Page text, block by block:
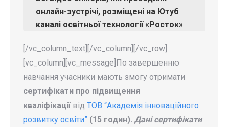
онлайн-зустрічі, розміщені на Ютуб
каналі освітньої технології «Росток»
[/vc_column_text][/vc_column][/vc_row]
[vc_column][vc_message]По завершенню
навчання учасники мають змогу отримати
сертифікати про підвищення
кваліфікації від ТОВ “Академія інноваційного
розвитку освіти” (15 годин). Дані сертифікати